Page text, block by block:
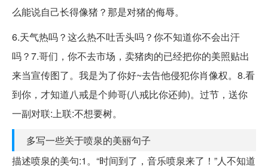
么能说自己长得像猪？那是对猪的侮辱。
6.天气热吗？这么热不吐舌头吗？你不知道你不会出汗
吗？7.哥们，你不去市场，卖猪肉的已经把你的美照贴出
来当宣传图了。我是为了你好~去告他侵犯你肖像权。8.看
到你，才知道八戒是个帅哥(八戒比你还帅)。过节，送你
一副对联:上联:不想要树。
多写一些关于喷泉的美丽句子
描述喷泉的美句:1。“时间到了，音乐喷泉来了！”人不知道